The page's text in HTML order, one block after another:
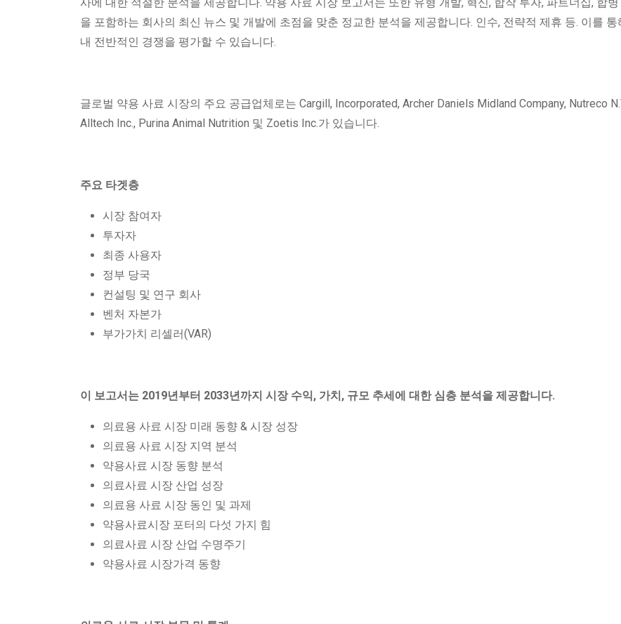
을 포함하는 회사의 최신 뉴스 및 개발에 초점을 맞춘 정교한 분석을 제공합니다. 인수, 전략적 제휴 등. 이를 통
내 전반적인 경쟁을 평가할 수 있습니다.
글로벌 약용 사료 시장의 주요 공급업체로는 Cargill, Incorporated, Archer Daniels Midland Company, Nutreco
Alltech Inc., Purina Animal Nutrition 및 Zoetis Inc.가 있습니다.
주요 타겟층
시장 참여자
투자자
최종 사용자
정부 당국
컨설팅 및 연구 회사
벤처 자본가
부가가치 리셀러(VAR)
이 보고서는 2019년부터 2033년까지 시장 수익, 가치, 규모 추세에 대한 심층 분석을 제공합니다.
의료용 사료 시장 미래 동향 & 시장 성장
의료용 사료 시장 지역 분석
약용사료 시장 동향 분석
의료사료 시장 산업 성장
의료용 사료 시장 동인 및 과제
약용사료시장 포터의 다섯 가지 힘
의료사료 시장 산업 수명주기
약용사료 시장가격 동향